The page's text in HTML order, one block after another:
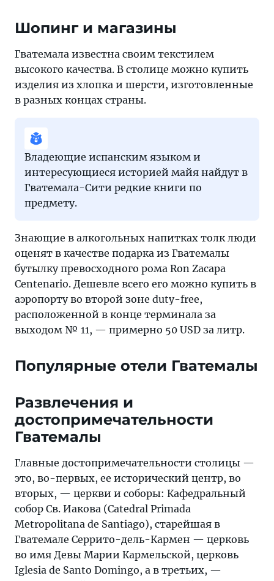
Шопинг и магазины
Гватемала известна своим текстилем
высокого качества. В столице можно купить
изделия из хлопка и шерсти, изготовленные
в разных концах страны.
Владеющие испанским языком и
интересующиеся историей майя найдут в
Гватемала-Сити редкие книги по
предмету.
Знающие в алкогольных напитках толк люди
оценят в качестве подарка из Гватемалы
бутылку превосходного рома Ron Zacapa
Centenario. Дешевле всего его можно купить в
аэропорту во второй зоне duty-free,
расположенной в конце терминала за
выходом № 11, — примерно 50 USD за литр.
Популярные отели Гватемалы
Развлечения и
достопримечательности
Гватемалы
Главные достопримечательности столицы —
это, во-первых, ее исторический центр, во
вторых, — церкви и соборы: Кафедральный
собор Св. Иакова (Catedral Primada
Metropolitana de Santiago), старейшая в
Гватемале Серрито-дель-Кармен — церковь
во имя Девы Марии Кармельской, церковь
Iglesia de Santo Domingo, а в третьих, —